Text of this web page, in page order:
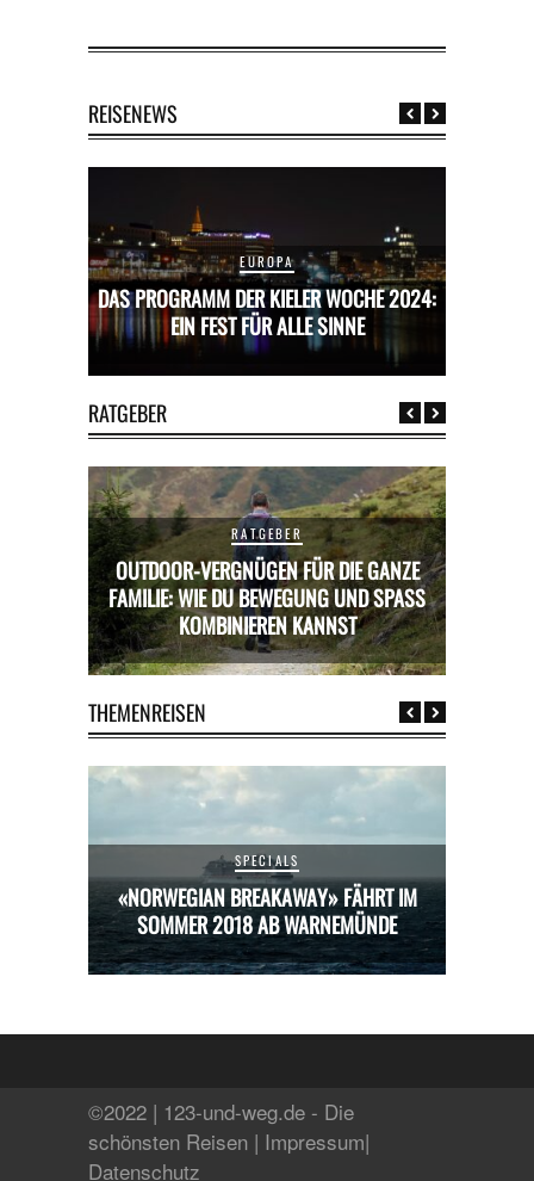
REISENEWS
EUROPA
DAS PROGRAMM DER KIELER WOCHE 2024:
EIN FEST FÜR ALLE SINNE
RATGEBER
RATGEBER
OUTDOOR-VERGNÜGEN FÜR DIE GANZE
FAMILIE: WIE DU BEWEGUNG UND SPASS K
OMBINIEREN KANNST
THEMENREISEN
SPECIALS
«NORWEGIAN BREAKAWAY» FÄHRT IM
SOMMER 2018 AB WARNEMÜNDE
©2022 | 123-und-weg.de - Die
schönsten Reisen | Impressum|
Datenschutz